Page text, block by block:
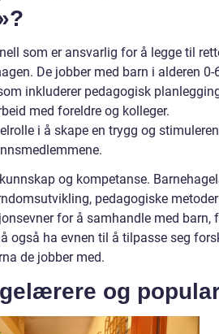
som er ansvarlig for å legge til
De jobber med barn i alderen 0-
inkluderer pedagogisk
med foreldre og kolleger.
i å skape en trygg og
og kompetanse.
pedagogiske
for å samhandle med barn,
også ha evnen til å tilpasse seg
de jobber med.
og